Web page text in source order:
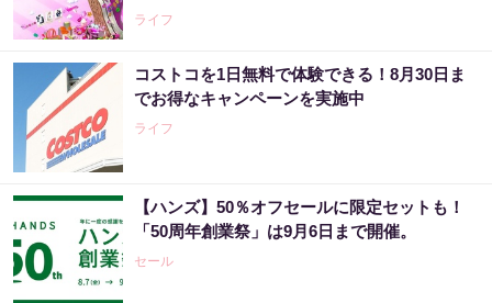
ライフ
コストコを1日無料で体験できる！8月30日ま
でお得なキャンペーンを実施中
ライフ
【ハンズ】50％オフセールに限定セットも！
「50周年創業祭」は9月6日まで開催。
セール